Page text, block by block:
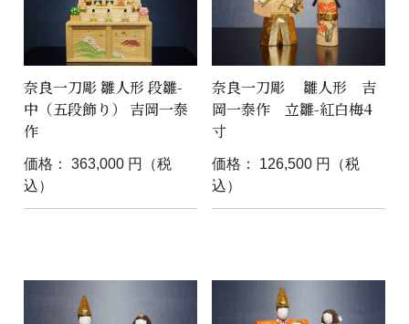
奈良一刀彫 雛人形 段雛-
中（五段飾り） 吉岡一泰
作
価格： 363,000 円（税
込）
奈良一刀彫 雛人形 吉
岡一泰作 立雛-紅白梅4
寸
価格： 126,500 円（税
込）